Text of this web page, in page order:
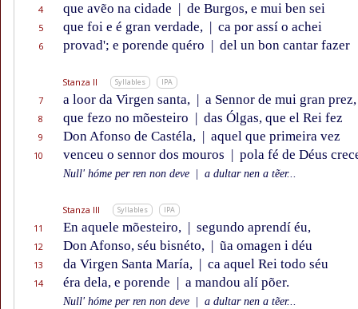
4 que avẽo na cidade | de Burgos, e mui ben sei
5 que foi e é gran verdade, | ca por assí o achei
6 provad'; e porende quéro | del un bon cantar fazer
Stanza II Syllables IPA
7 a loor da Virgen santa, | a Sennor de mui gran prez,
8 que fezo no mõesteiro | das Ólgas, que el Rei fez
9 Don Afonso de Castéla, | aquel que primeira vez
10 venceu o sennor dos mouros | pola fé de Déus
Null' hóme per ren non deve a dultar nen a tẽer...
Stanza III Syllables IPA
11 En aquele mõesteiro, | segundo aprendí éu,
12 Don Afonso, séu bisnéto, | ũa omagen i déu
13 da Virgen Santa María, | ca aquel Rei todo séu
14 éra dela, e porende | a mandou alí põer.
Null' hóme per ren non deve a dultar nen a tẽer...